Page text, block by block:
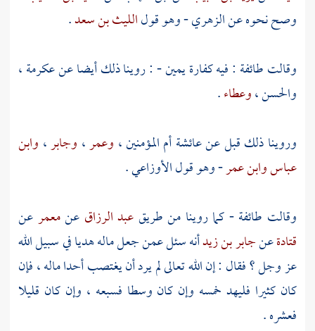
وصح نحوه عنالزهري- وهو قولالليث بن سعد.
وقالت طائفة : فيه كفارة يمين - : روينا ذلك أيضا عنعكرمة،
والحسن،وعطاء.
وروينا ذلك قبل عنعائشةأم المؤمنين ، وعمر، وجابر، وابن
عباسوابن عمر- وهو قولالأوزاعي.
وقالت طائفة - كما روينا من طريقعبد الرزاق عنمعمرعن
قتادةعنجابر بن زيدأنه سئل عمن جعل ماله هديا في سبيل الله
عز وجل ؟ فقال : إن الله تعالى لم يرد أن يغتصب أحدا ماله ، فإن
كان كثيرا فليهد خمسه وإن كان وسطا فسبعه ، وإن كان قليلا
فعشره .